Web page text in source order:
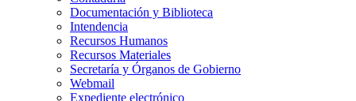
Documentación y Biblioteca
Intendencia
Recursos Humanos
Recursos Materiales
Secretaría y Órganos de Gobierno
Webmail
Expediente electrónico